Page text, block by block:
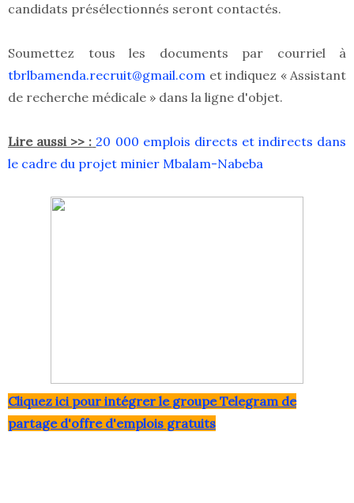
candidats présélectionnés seront contactés.
Soumettez tous les documents par courriel à
tbrlbamenda.recruit@gmail.com et indiquez « Assistant
de recherche médicale » dans la ligne d'objet.
Lire aussi >> : 20 000 emplois directs et indirects dans
le cadre du projet minier Mbalam-Nabeba
Cliquez ici pour intégrer le groupe Telegram de
partage d'offre d'emplois gratuits